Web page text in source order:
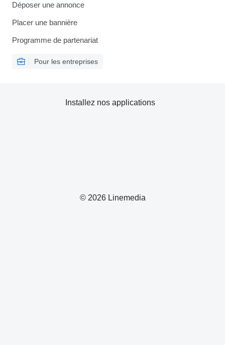
Déposer une annonce
Placer une bannière
Programme de partenariat
Pour les entreprises
© 2026 Linemedia
Installez nos applications